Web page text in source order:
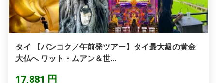
タイ 【バンコク／午前発ツアー】タイ最大級の黄金
大仏へ ワット・ムアン＆世...
17,881 円